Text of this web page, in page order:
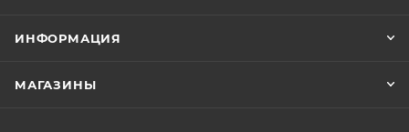
ИНФОРМАЦИЯ
МАГАЗИНЫ